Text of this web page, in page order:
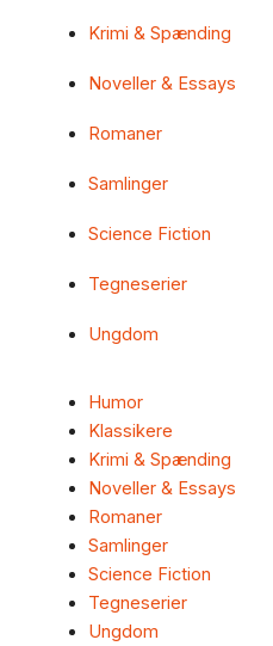
Krimi & Spænding
Noveller & Essays
Romaner
Samlinger
Science Fiction
Tegneserier
Ungdom
Humor
Klassikere
Krimi & Spænding
Noveller & Essays
Romaner
Samlinger
Science Fiction
Tegneserier
Ungdom